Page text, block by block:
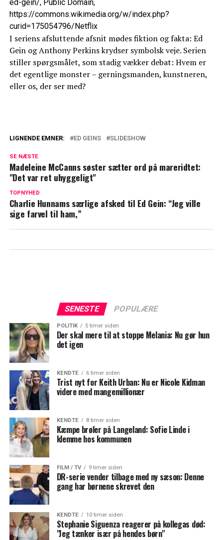
ed-gein/, Public Domain,
https://commons.wikimedia.org/w/index.php?
curid=175054796/Netflix
I seriens afsluttende afsnit mødes fiktion og fakta: Ed
Gein og Anthony Perkins krydser symbolsk veje. Serien
stiller spørgsmålet, som stadig vækker debat: Hvem er
det egentlige monster – gerningsmanden, kunstneren,
eller os, der ser med?
kærestebreve
Efter 24 års fangenskab: Elisabeth Fritzl
omstændighederne
LIGNENDE EMNER: ED GEINS SLIDESHOW
SE NÆSTE
Madeleine McCanns søster sætter ord på mareridtet:
"Det var ret uhyggeligt"
TOPNYHED
Charlie Hunnams særlige afsked til Ed Gein: “Jeg ville
sige farvel til ham,”
SENESTE POPULÆRE
POLITIK 5 timer siden
Der skal mere til at stoppe Melania: Nu gør hun
det igen
KENDTE 6 timer siden
Trist nyt for Keith Urban: Nu er Nicole Kidman
videre med mangemillionær
KENDTE 8 timer siden
Kæmpe brøler på Langeland: Sofie Linde i
klemme hos kommunen
FILM / TV 9 timer siden
DR-serie vender tilbage med ny sæson: Denne
gang har børnene skrevet den
KENDTE 10 timer siden
Stephanie Siguenza reagerer på kollegas død:
"Jeg tænker især på hendes børn"